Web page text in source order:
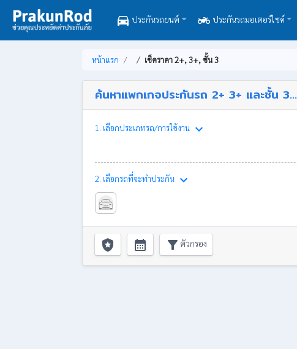
directions_car ประกันรถยนต์ two_wheeler ประกันรถมอเตอร์ไซค์
หน้าแรก เช็คราคา 2+, 3+, ชั้น 3
ค้นหาแพกเกจประกันรถ 2+ 3+ และชั้น 3...
1. เลือกประเภทรถ/การใช้งาน keyboard_arrow_down
2. เลือกรถที่จะทำประกัน keyboard_arrow_down
local_police calendar_month filter_alt ตัวกรอง